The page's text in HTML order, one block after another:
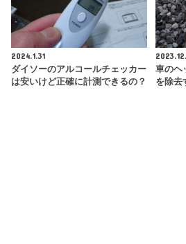
2024.1.31
ダイソーのアルコールチェッカー
は安いけど正確に計測できるの？
車のヘ
を除去